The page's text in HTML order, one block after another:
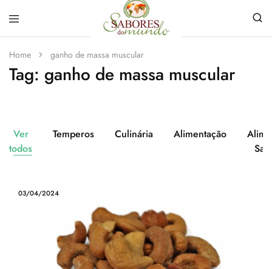
do
Mundo
loja
de
Temperos
e
Home ganho de massa muscular
Tag: ganho de massa muscular
Ver
todos
Temperos Culinária Alimentação
03/04/2024